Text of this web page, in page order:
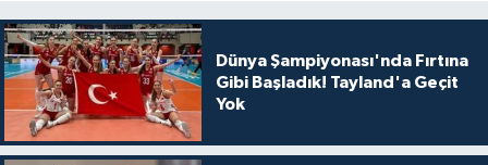
Dünya Şampiyonası'nda Fırtına
Gibi Başladık! Tayland'a Geçit
Yok